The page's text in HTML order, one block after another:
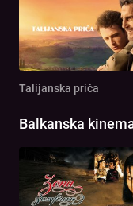
Talijanska priča
Balkanska